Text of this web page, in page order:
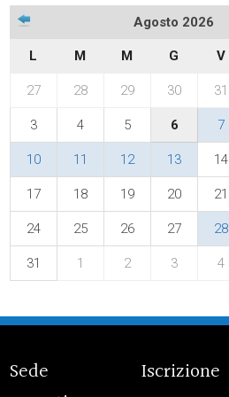
Agosto 2026
L M M G V
27 28 29 30 31
3 4 5 6 7
10 11 12 13 14
17 18 19 20 21
24 25 26 27 28
31 1 2 3 4
Sede
Iscrizione